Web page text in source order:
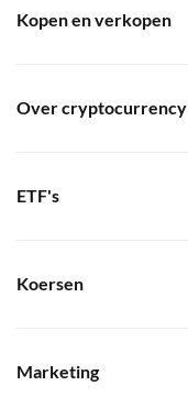
Kopen en verkopen
Over cryptocurrency
ETF's
Koersen
Marketing